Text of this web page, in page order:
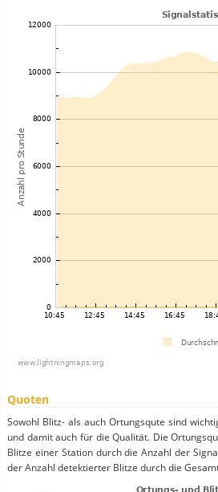
Quoten
Sowohl Blitz- als auch Ortungsqute sind
und damit auch für die Qualität. Die
Blitze einer Station durch die Anzahl der
der Anzahl detektierter Blitze durch die